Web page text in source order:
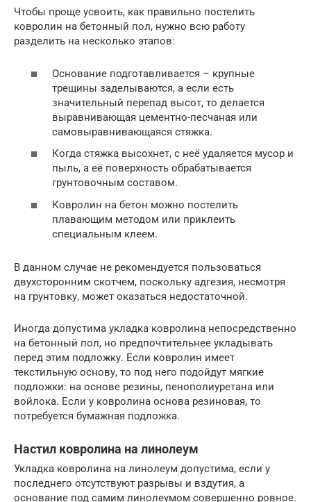
Чтобы проще усвоить, как правильно постелить
ковролин на бетонный пол, нужно всю работу
разделить на несколько этапов:
Основание подготавливается – крупные
трещины заделываются, а если есть
значительный перепад высот, то делается
выравнивающая цементно-песчаная или
самовыравнивающаяся стяжка.
Когда стяжка высохнет, с неё удаляется мусор и
пыль, а её поверхность обрабатывается
грунтовочным составом.
Ковролин на бетон можно постелить
плавающим методом или приклеить
специальным клеем.
В данном случае не рекомендуется пользоваться
двухсторонним скотчем, поскольку адгезия, несмотря
на грунтовку, может оказаться недостаточной.
Иногда допустима укладка ковролина непосредственно
на бетонный пол, но предпочтительнее укладывать
перед этим подложку. Если ковролин имеет
текстильную основу, то под него подойдут мягкие
подложки: на основе резины, пенополиуретана или
войлока. Если у ковролина основа резиновая, то
потребуется бумажная подложка.
Настил ковролина на линолеум
Укладка ковролина на линолеум допустима, если у
последнего отсутствуют разрывы и вздутия, а
основание под самим линолеумом совершенно ровное.